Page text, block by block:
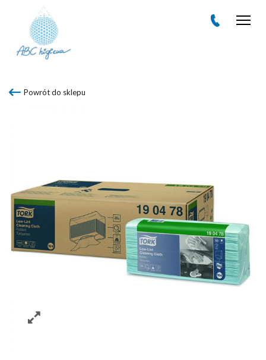
Powrót do sklepu